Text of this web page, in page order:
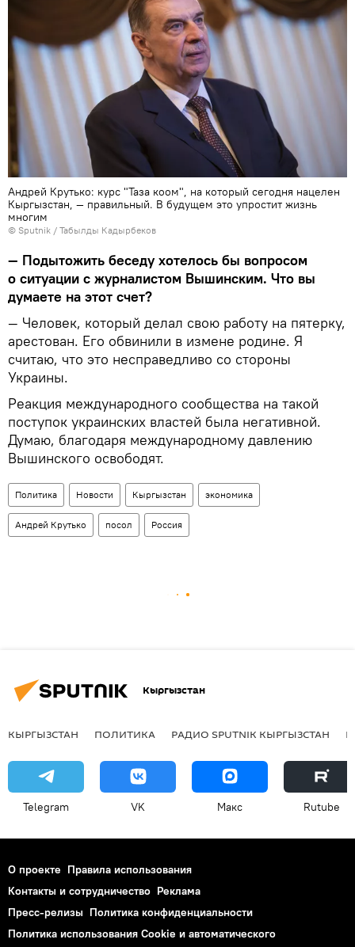
Андрей Крутько: курс "Таза коом", на который сегодня нацелен
Кыргызстан, — правильный. В будущем это упростит жизнь
многим
© Sputnik / Табылды Кадырбеков
— Подытожить беседу хотелось бы вопросом
о ситуации с журналистом Вышинским. Что вы
думаете на этот счет?
— Человек, который делал свою работу на пятерку,
арестован. Его обвинили в измене родине. Я
считаю, что это несправедливо со стороны
Украины.
Реакция международного сообщества на такой
поступок украинских властей была негативной.
Думаю, благодаря международному давлению
Вышинского освободят.
Политика Новости Кыргызстан экономика
Андрей Крутько посол Россия
Кыргызстан
КЫРГЫЗСТАН ПОЛИТИКА РАДИО SPUTNIK КЫРГЫЗСТАН
Telegram VK Макс Rutube
О проекте Правила использования
Контакты и сотрудничество Реклама
Пресс-релизы Политика конфиденциальности
Политика использования Cookie и автоматического